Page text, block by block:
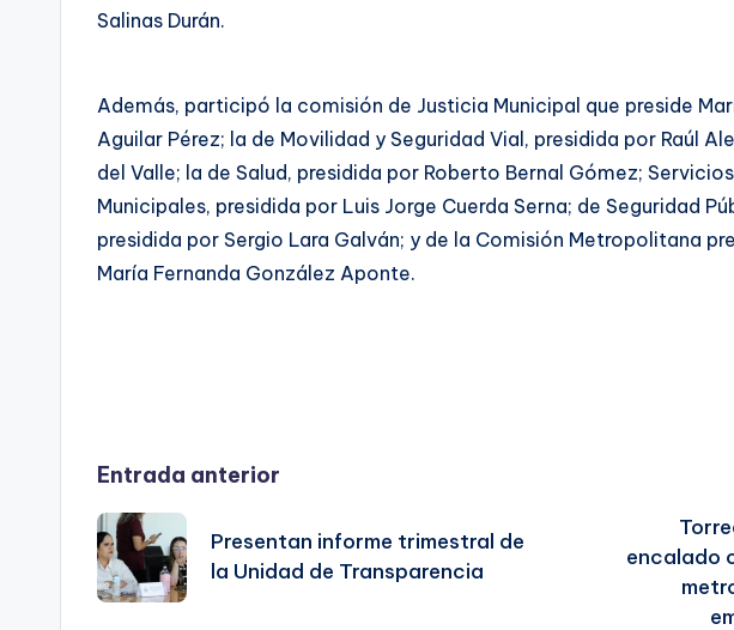
Salinas Durán.
Además, participó la comisión de Justicia Municipal que preside
Aguilar Pérez; la de Movilidad y Seguridad Vial, presidida por Raúl
del Valle; la de Salud, presidida por Roberto Bernal Gómez;
Municipales, presidida por Luis Jorge Cuerda Serna; de Seguridad
presidida por Sergio Lara Galván; y de la Comisión Metropolitana
María Fernanda González Aponte.
Navegación
de
entradas
Entrada anterior
Presentan informe trimestral de
la Unidad de Transparencia
encalado